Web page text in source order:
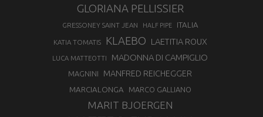
GLORIANA PELLISSIER
GRESSONEY SAINT JEAN HALF PIPE ITALIA
KATIA TOMATIS KLAEBO LAETITIA ROUX
LUCA MATTEOTTI MADONNA DI CAMPIGLIO
MAGNINI MANFRED REICHEGGER
MARCIALONGA MARCO GALLIANO
MARIT BJOERGEN